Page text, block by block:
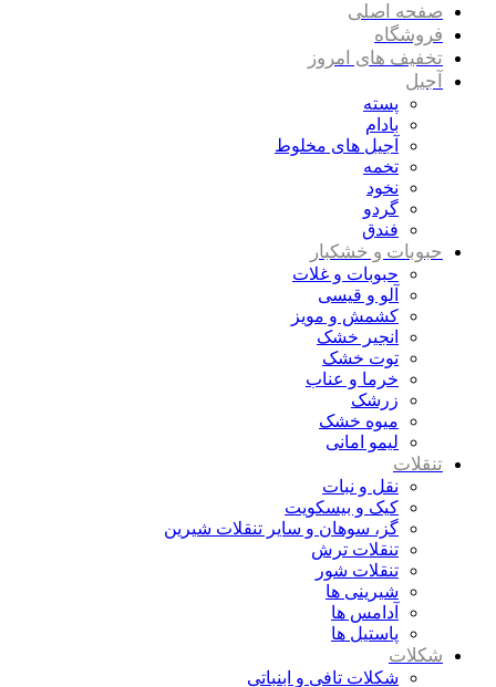
صفحه اصلی
فروشگاه
تخفیف های امروز
آجیل
پسته
بادام
آجیل های مخلوط
تخمه
نخود
گردو
فندق
حبوبات و خشکبار
حبوبات و غلات
آلو و قیسی
کشمش و مویز
انجیر خشک
توت خشک
خرما و عناب
زرشک
میوه خشک
لیمو امانی
تنقلات
نقل و نبات
کیک و بیسکویت
گز، سوهان و سایر تنقلات شیرین
تنقلات ترش
تنقلات شور
شیرینی ها
آدامس ها
پاستیل ها
شکلات
شکلات تافی و ابنباتی